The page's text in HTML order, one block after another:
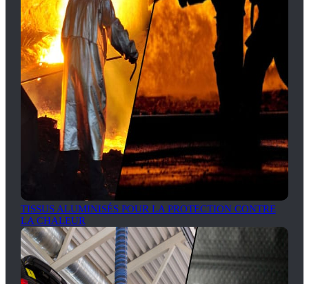
TISSUS ALUMINISÉS POUR LA PROTECTION CONTRE
LA CHALEUR